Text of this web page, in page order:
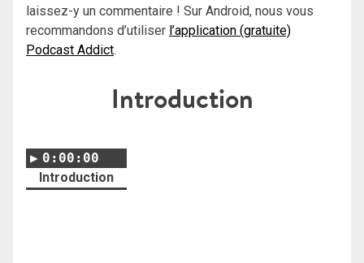
laissez-y un commentaire ! Sur Android, nous vous
recommandons d’utiliser l’application (gratuite)
Podcast Addict.
Introduction
0:00:00
Introduction